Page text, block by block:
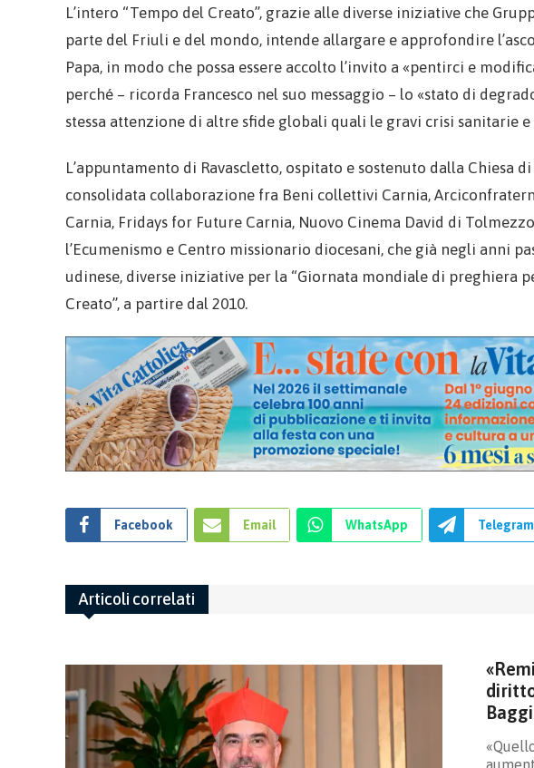
L’intero “Tempo del Creato”, grazie alle diverse iniziative che
parte del Friuli e del mondo, intende allargare e approfondire
Papa, in modo che possa essere accolto l’invito a «pentirci e
perché – ricorda Francesco nel suo messaggio – lo «stato di
stessa attenzione di altre sfide globali quali le gravi crisi sanitarie
L’appuntamento di Ravascletto, ospitato e sostenuto dalla Chiesa
consolidata collaborazione fra Beni collettivi Carnia,
Carnia, Fridays for Future Carnia, Nuovo Cinema David di
l’Ecumenismo e Centro missionario diocesani, che già negli anni
udinese, diverse iniziative per la “Giornata mondiale di preghiera
Creato”, a partire dal 2010.
Facebook Email WhatsApp Telegram
Articoli correlati